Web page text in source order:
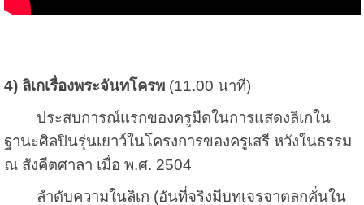
4) ลิเกเรื่องพระจันทโครพ(11.00 นาที)
ประสบการณ์แรกของครูมืดในการแสดงลิเกใน
ฐานะศิลปินรุ่นเยาว์ในโครงการของครูเสรี หวังในธรรม
ณ สังคีตศาลา เมื่อ พ.ศ. 2504
ลำดับความในลิเก (อันที่จริงมีบทเจรจาตลกคั่นใน